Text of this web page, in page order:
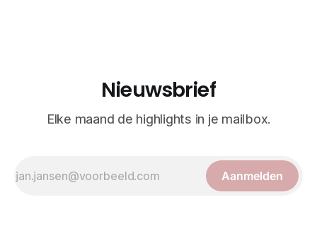
Nieuwsbrief
Elke maand de highlights in je mailbox.
Aanmelden